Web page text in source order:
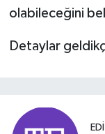
olabileceğini
Detaylar